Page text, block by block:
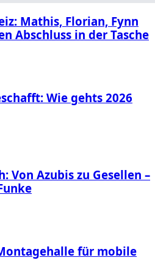
Mathis, Florian, Fynn
Abschluss in der Tasche
Wie gehts 2026
Von Azubis zu Gesellen –
für mobile